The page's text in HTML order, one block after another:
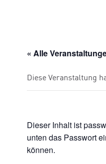
« Alle
Diese Veranstaltung
Dieser Inhalt ist
unten das Passwort
können.